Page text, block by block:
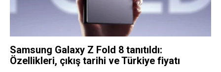
Samsung Galaxy Z Fold 8 tanıtıldı:
Özellikleri, çıkış tarihi ve Türkiye fiyatı